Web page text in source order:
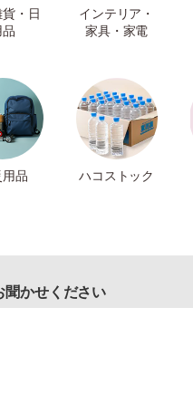
・日
品
インテリア・
家具・家電
品 ハコストック
聞かせください